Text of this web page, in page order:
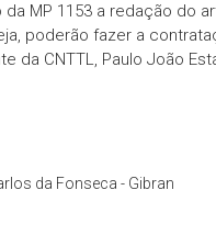
MP 1153 a redação do
poderão fazer a
da CNTTL, Paulo João
da Fonseca - Gibran